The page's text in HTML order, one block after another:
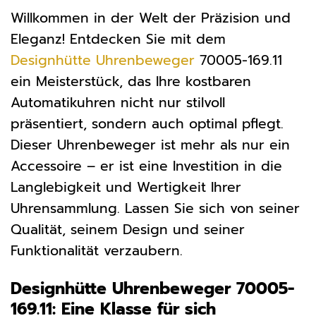
Willkommen in der Welt der Präzision und
Eleganz! Entdecken Sie mit dem
Designhütte Uhrenbeweger 70005-169.11
ein Meisterstück, das Ihre kostbaren
Automatikuhren nicht nur stilvoll
präsentiert, sondern auch optimal pflegt.
Dieser Uhrenbeweger ist mehr als nur ein
Accessoire – er ist eine Investition in die
Langlebigkeit und Wertigkeit Ihrer
Uhrensammlung. Lassen Sie sich von seiner
Qualität, seinem Design und seiner
Funktionalität verzaubern.
Designhütte Uhrenbeweger 70005-
169.11: Eine Klasse für sich